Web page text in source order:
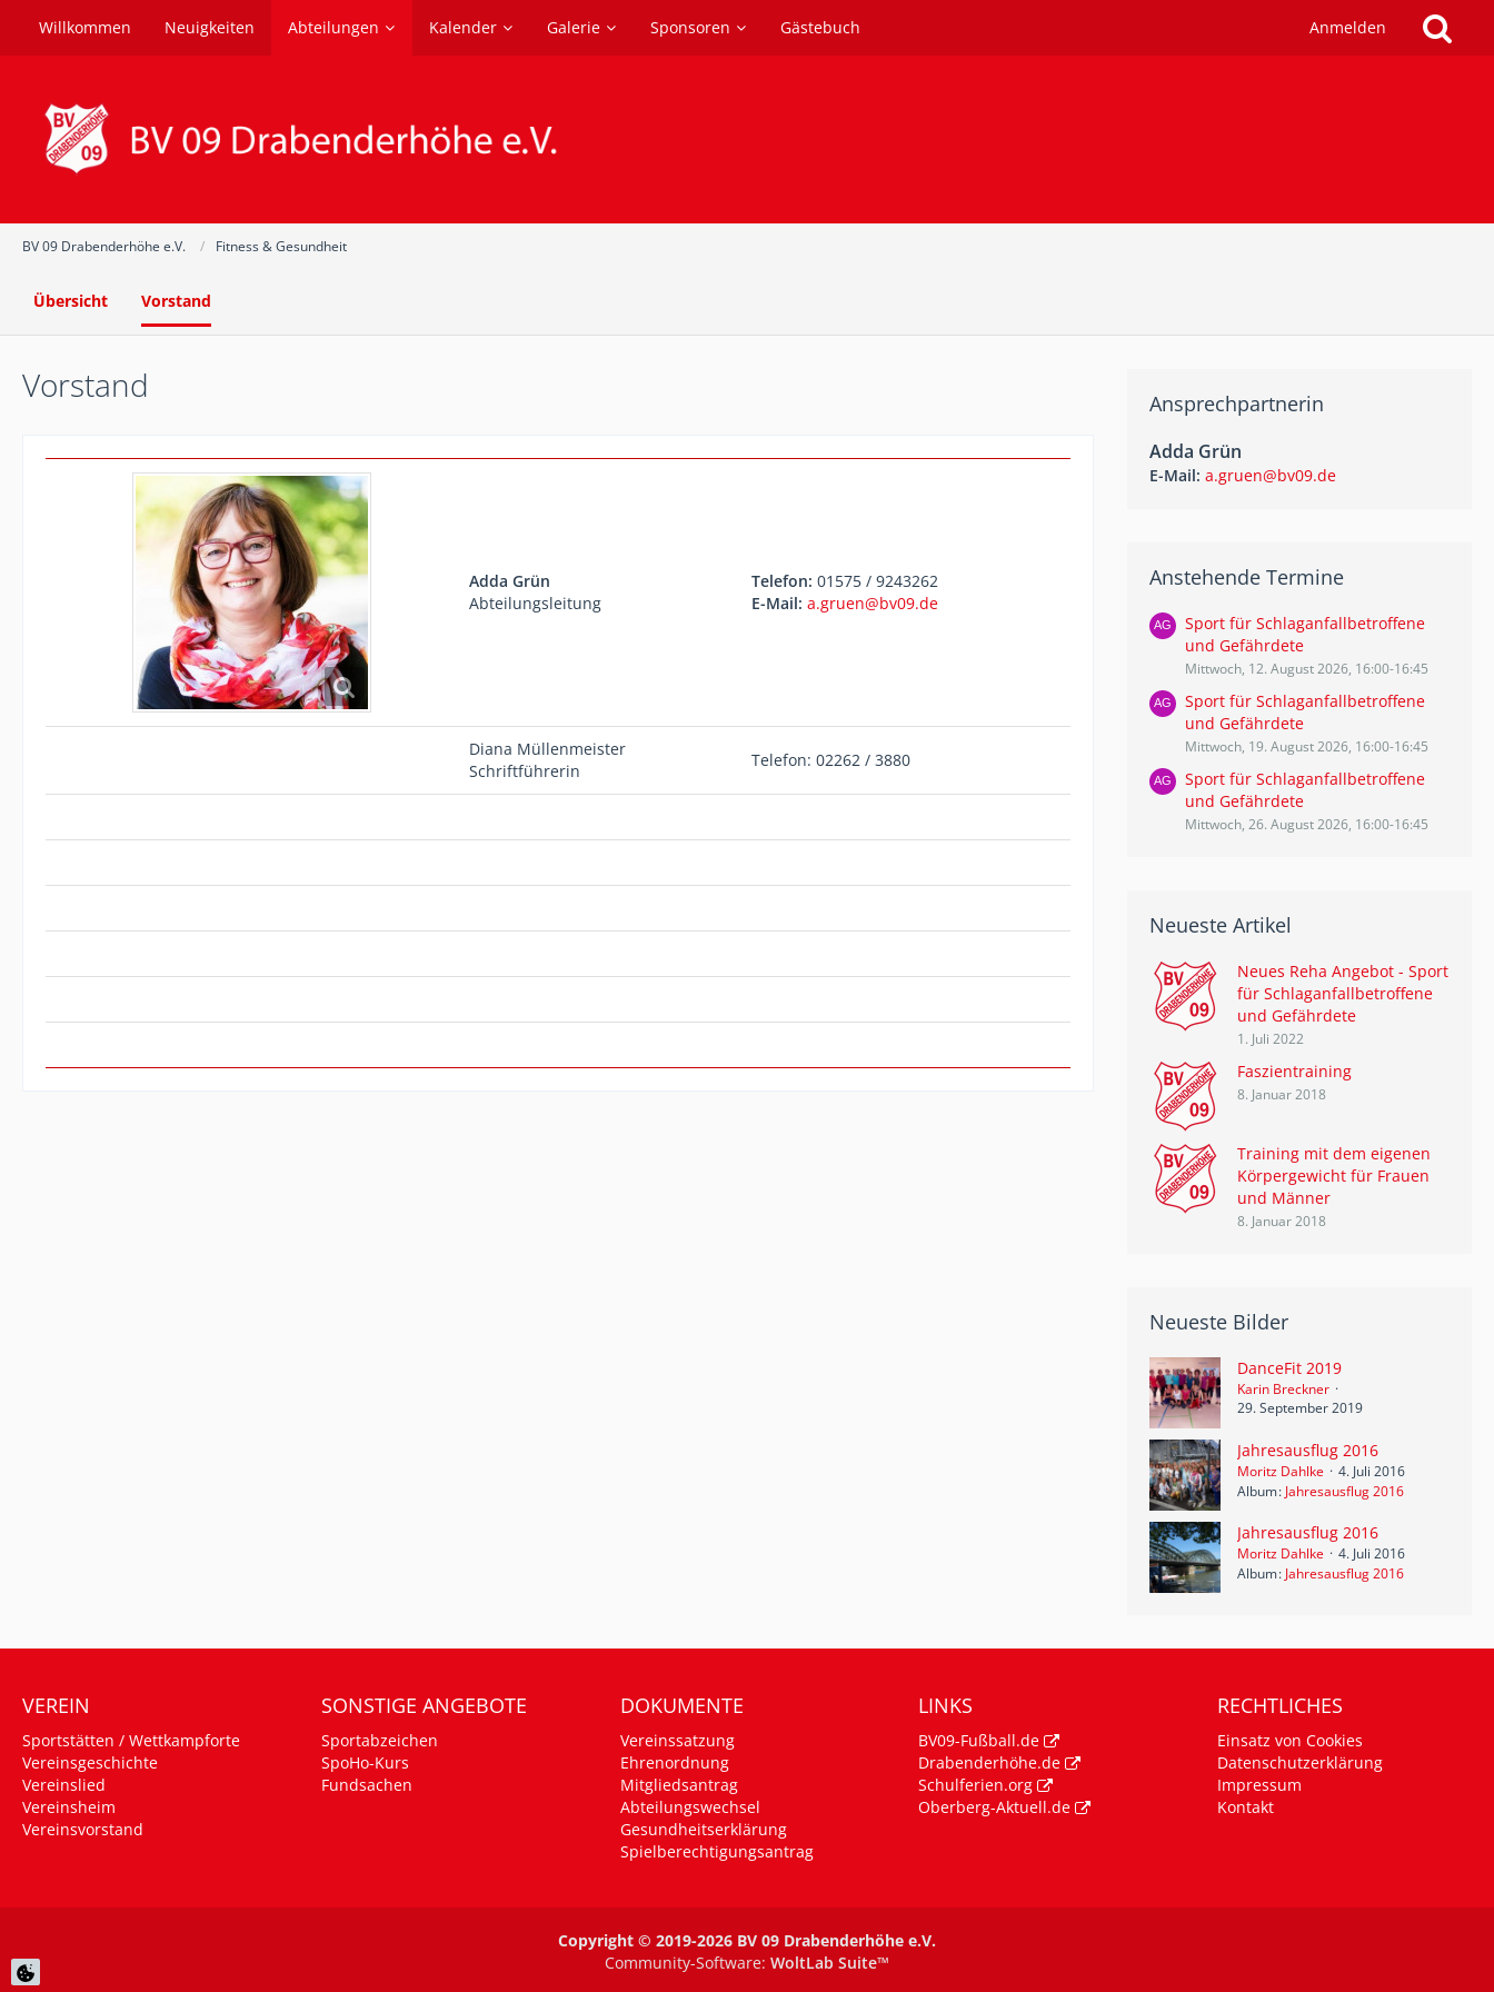
Willkommen Neuigkeiten Abteilungen Kalender Galerie Sponsoren Gästebuch Anmelden
BV 09 Drabenderhöhe e.V. Fitness & Gesundheit
Übersicht Vorstand
Vorstand
Adda Grün
Abteilungsleitung
Telefon: 01575 / 9243262
E-Mail: a.gruen@bv09.de
Diana Müllenmeister
Schriftführerin
Telefon: 02262 / 3880
Ansprechpartnerin
Adda Grün
E-Mail: a.gruen@bv09.de
Anstehende Termine
Sport für Schlaganfallbetroffene
und Gefährdete
Mittwoch, 12. August 2026, 16:00-16:45
Sport für Schlaganfallbetroffene
und Gefährdete
Mittwoch, 19. August 2026, 16:00-16:45
Sport für Schlaganfallbetroffene
und Gefährdete
Mittwoch, 26. August 2026, 16:00-16:45
Neueste Artikel
Neues Reha Angebot - Sport
für Schlaganfallbetroffene
und Gefährdete
1. Juli 2022
Faszientraining
8. Januar 2018
Training mit dem eigenen
Körpergewicht für Frauen
und Männer
8. Januar 2018
Neueste Bilder
DanceFit 2019
Karin Breckner
29. September 2019
Jahresausflug 2016
Moritz Dahlke
4. Juli 2016
Album Jahresausflug 2016
Jahresausflug 2016
Moritz Dahlke
4. Juli 2016
Album Jahresausflug 2016
VEREIN
Sportstätten / Wettkampforte
Vereinsgeschichte
Vereinslied
Vereinsheim
Vereinsvorstand
SONSTIGE ANGEBOTE
Sportabzeichen
SpoHo-Kurs
Fundsachen
DOKUMENTE
Vereinssatzung
Ehrenordnung
Mitgliedsantrag
Abteilungswechsel
Gesundheitserklärung
Spielberechtigungsantrag
LINKS
BV09-Fußball.de
Drabenderhöhe.de
Schulferien.org
Oberberg-Aktuell.de
RECHTLICHES
Einsatz von Cookies
Datenschutzerklärung
Impressum
Kontakt
Copyright © 2019-2026 BV 09 Drabenderhöhe e.V.
Community-Software: WoltLab Suite™